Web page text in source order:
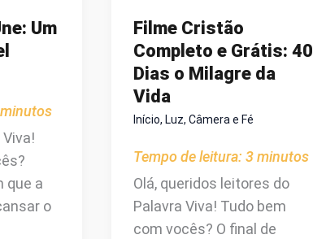
Um
minutos
que a
o
Filme Cristão
Completo e Grátis: 40
Dias o Milagre da
Vida
Início, Luz, Câmera e Fé
Tempo de leitura: 3 minutos
Olá, queridos leitores do
Palavra Viva! Tudo bem
com vocês? O final de